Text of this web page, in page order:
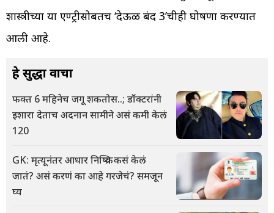
शास्त्रीच्या या एण्ट्रीसोबतच ‘देऊळ बंद 3’चीही घोषणा करण्यात
आली आहे.
हे सुद्धा वाचा
फक्त 6 महिनेच जगू शकतोस..; डॉक्टरांनी
इशारा देताच अदनान सामीने असं कमी केलं
120
GK: मृत्यूनंतर आधार निष्क्रिय कसं केलं
जातं? असं करणं का आहे गरजेचं? समजून
घ्य